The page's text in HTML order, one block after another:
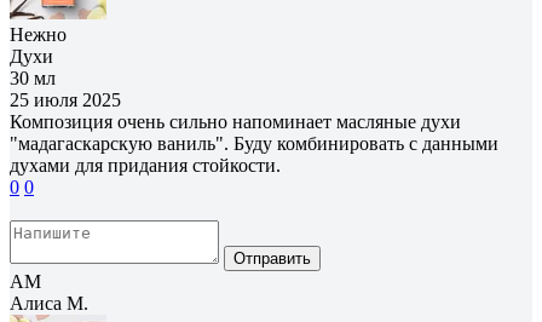
Нежно
Духи
30 мл
25 июля 2025
Композиция очень сильно напоминает масляные духи
"мадагаскарскую ваниль". Буду комбинировать с данными
духами для придания стойкости.
0 0
Отправить
АМ
Алиса М.